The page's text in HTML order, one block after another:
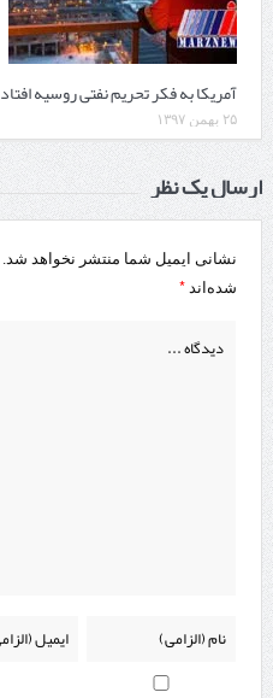
آمریکا به فکر تحریم نفتی روسیه افتاد
۲۵ بهمن ۱۳۹۷
ارسال یک نظر
نشانی ایمیل شما منتشر نخواهد شد.
شده‌اند *